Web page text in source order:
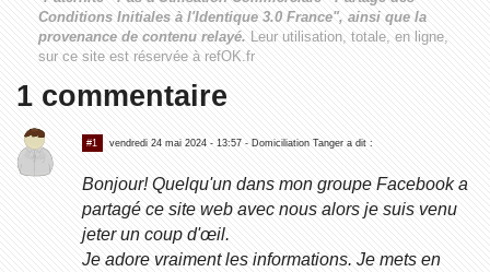
Conditions Initiales à l'Identique 3.0 France", ainsi que la
provenance de contenu relayé. Leur utilisation, totale, en ligne,
sur ce site est réservée à refOK.fr
1 commentaire
#1 vendredi 24 mai 2024 - 13:57- Domiciliation Tanger a dit :
Bonjour! Quelqu'un dans mon groupe Facebook a
partagé ce site web avec nous alors je suis venu
jeter un coup d'œil.
Je adore vraiment les informations. Je mets en